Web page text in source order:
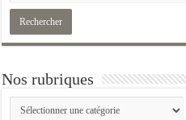
Nos rubriques
Nos